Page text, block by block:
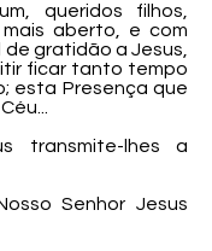
queridos filhos,
aberto, e com
de gratidão a Jesus,
ficar tanto tempo
esta Presença que
transmite-lhes a
Senhor Jesus